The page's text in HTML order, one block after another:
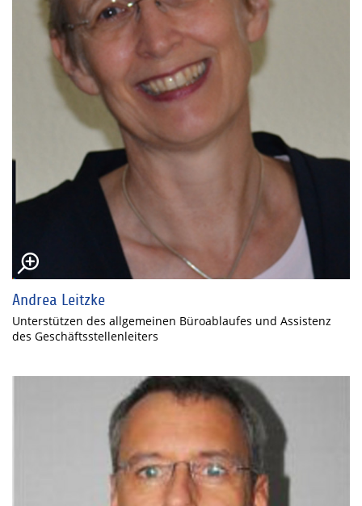
Andrea Leitzke
Unterstützen des allgemeinen Büroablaufes und Assistenz
des Geschäftsstellenleiters